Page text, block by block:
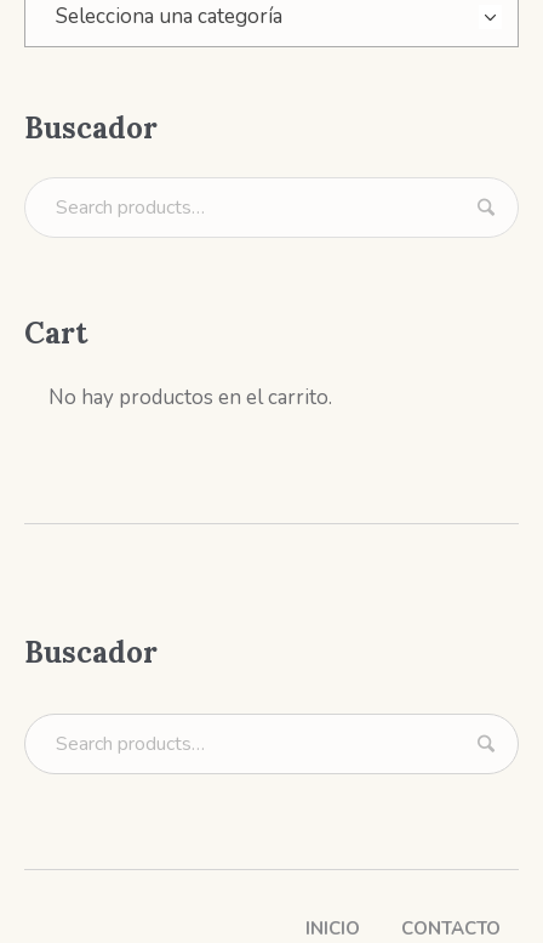
Selecciona una categoría
Buscador
Cart
No hay productos en el carrito.
Buscador
INICIO CONTACTO